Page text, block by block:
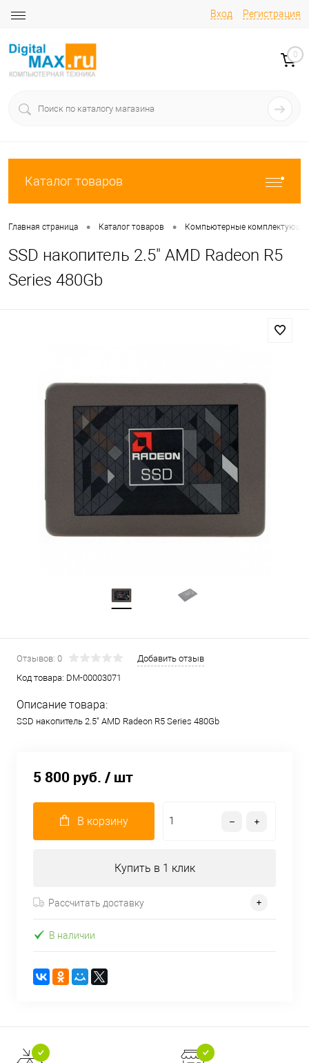
Вход Регистрация
0
Каталог товаров
Главная страница • Каталог товаров • Компьютерные
SSD накопитель 2.5" AMD Radeon R5
Series 480Gb
Отзывов: 0
Добавить отзыв
Код товара: DM-00003071
Описание товара:
SSD накопитель 2.5" AMD Radeon R5 Series 480Gb
5 800 руб. / шт
В корзину
Купить в 1 клик
Рассчитать доставку
В наличии